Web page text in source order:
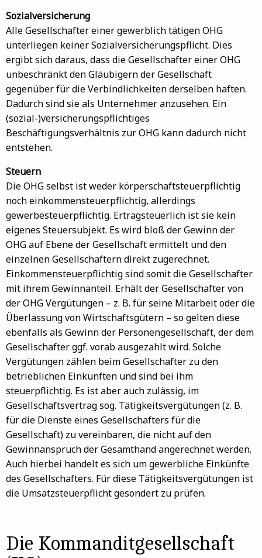
Sozialversicherung
Alle Gesellschafter einer gewerblich tätigen OHG
unterliegen keiner Sozialversicherungspflicht. Dies
ergibt sich daraus, dass die Gesellschafter einer OHG
unbeschränkt den Gläubigern der Gesellschaft
gegenüber für die Verbindlichkeiten derselben haften.
Dadurch sind sie als Unternehmer anzusehen. Ein
(sozial-)versicherungspflichtiges
Beschäftigungsverhältnis zur OHG kann dadurch nicht
entstehen.
Steuern
Die OHG selbst ist weder körperschaftsteuerpflichtig
noch einkommensteuerpflichtig, allerdings
gewerbesteuerpflichtig. Ertragsteuerlich ist sie kein
eigenes Steuersubjekt. Es wird bloß der Gewinn der
OHG auf Ebene der Gesellschaft ermittelt und den
einzelnen Gesellschaftern direkt zugerechnet.
Einkommensteuerpflichtig sind somit die Gesellschafter
mit ihrem Gewinnanteil. Erhält der Gesellschafter von
der OHG Vergütungen – z. B. für seine Mitarbeit oder die
Überlassung von Wirtschaftsgütern – so gelten diese
ebenfalls als Gewinn der Personengesellschaft, der dem
Gesellschafter ggf. vorab ausgezahlt wird. Solche
Vergütungen zählen beim Gesellschafter zu den
betrieblichen Einkünften und sind bei ihm
steuerpflichtig. Es ist aber auch zulässig, im
Gesellschaftsvertrag sog. Tätigkeitsvergütungen (z. B.
für die Dienste eines Gesellschafters für die
Gesellschaft) zu vereinbaren, die nicht auf den
Gewinnanspruch der Gesamthand angerechnet werden.
Auch hierbei handelt es sich um gewerbliche Einkünfte
des Gesellschafters. Für diese Tätigkeitsvergütungen ist
die Umsatzsteuerpflicht gesondert zu prüfen.
Die Kommanditgesellschaft